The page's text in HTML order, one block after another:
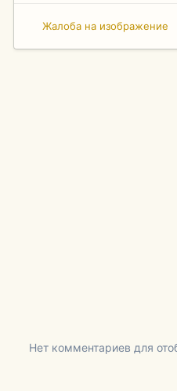
Жалоба на изображение
Нет комментариев для